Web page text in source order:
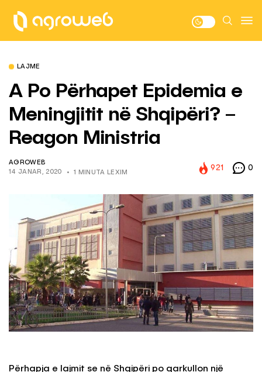
LAJME
A Po Përhapet Epidemia e
Meningjitit në Shqipëri? –
Reagon Ministria
AGROWEB
14 JANAR, 2020
1 MINUTA LEXIM
921 0
Përhapja e lajmit se në Shqipëri po qarkullon një